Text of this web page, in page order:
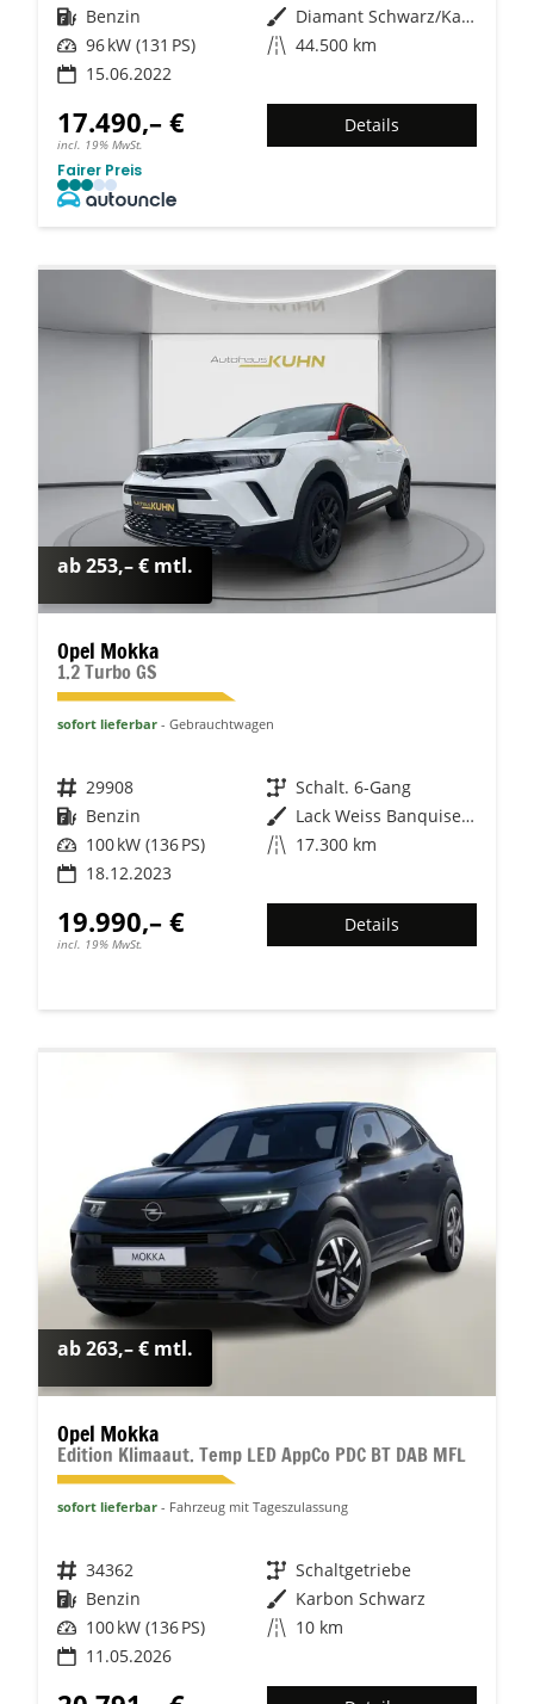
Kraftstoff Benzin Außenfarbe
Diamant Schwarz/Karbon Schwarz
Leistung 96 kW (131 PS) Kilometerstand 44.500 km
15.06.2022
17.490,– €
incl. 19% MwSt.
Details
Fairer Preis
ab 253,– € mtl.
Opel Mokka
1.2 Turbo GS
sofort lieferbar Gebrauchtwagen
Fahrzeugnr. 29908 Getriebe Schalt. 6-Gang
Kraftstoff Benzin Außenfarbe
Lack Weiss Banquise/Typ Außenverkleidung Spiegel Flach Standard
Leistung 100 kW (136 PS) Kilometerstand 17.300 km
18.12.2023
19.990,– €
incl. 19% MwSt.
Details
ab 263,– € mtl.
Opel Mokka
Edition Klimaaut. Temp LED AppCo PDC BT DAB MFL
sofort lieferbar Fahrzeug mit Tageszulassung
Fahrzeugnr. 34362 Getriebe Schaltgetriebe
Kraftstoff Benzin Außenfarbe Karbon Schwarz
Leistung 100 kW (136 PS) Kilometerstand 10 km
11.05.2026